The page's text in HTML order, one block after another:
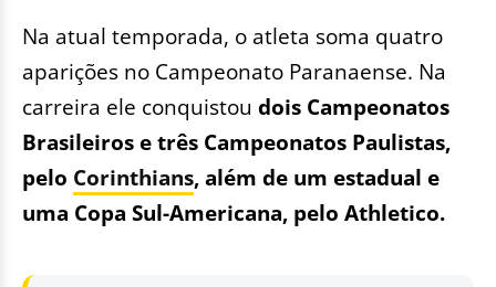
Na atual temporada, o atleta soma quatro
aparições no Campeonato Paranaense. Na
carreira ele conquistou dois Campeonatos
Brasileiros e três Campeonatos Paulistas,
pelo Corinthians, além de um estadual e
uma Copa Sul-Americana, pelo Athletico.